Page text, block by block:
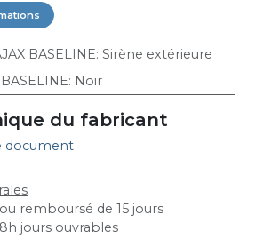
BASELINE: Sirène extérieure
: Noir
du fabricant
document
remboursé de 15 jours
jours ouvrables